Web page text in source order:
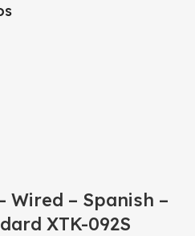
Wired – Spanish –
XTK-092S